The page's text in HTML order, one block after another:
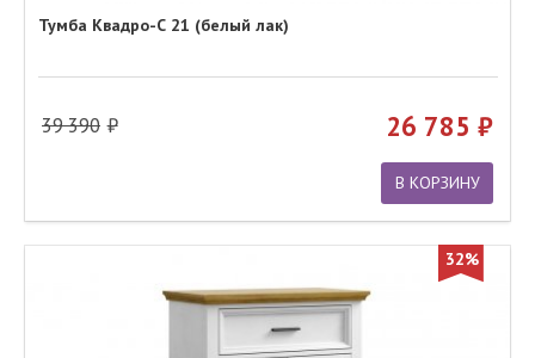
Тумба Квадро-С 21 (белый лак)
39 390 26 785
В КОРЗИНУ
32%